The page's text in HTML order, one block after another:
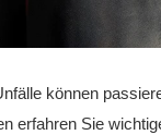
können
erfahren Sie